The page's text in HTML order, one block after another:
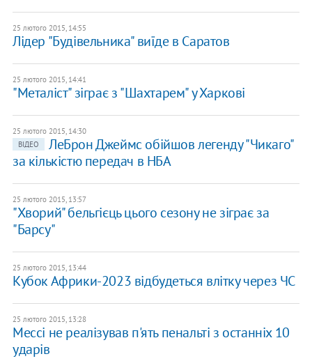
25 лютого 2015, 14:55
Лідер "Будівельника" виїде в Саратов
25 лютого 2015, 14:41
"Металіст" зіграє з "Шахтарем" у Харкові
25 лютого 2015, 14:30
ВІДЕО
ЛеБрон Джеймс обійшов легенду "Чикаго"
за кількістю передач в НБА
25 лютого 2015, 13:57
"Хворий" бельгієць цього сезону не зіграє за
"Барсу"
25 лютого 2015, 13:44
Кубок Африки-2023 відбудеться влітку через ЧС
25 лютого 2015, 13:28
Мессі не реалізував п'ять пенальті з останніх 10
ударів